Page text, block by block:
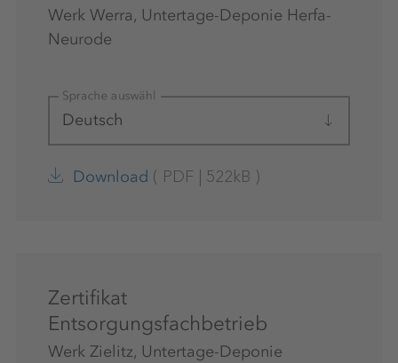
Werk Werra, Untertage-Deponie Herfa-
Neurode
Sprache auswählen
Deutsch
Download ( PDF | 522kB )
Zertifikat
Entsorgungsfachbetrieb
Werk Zielitz, Untertage-Deponie